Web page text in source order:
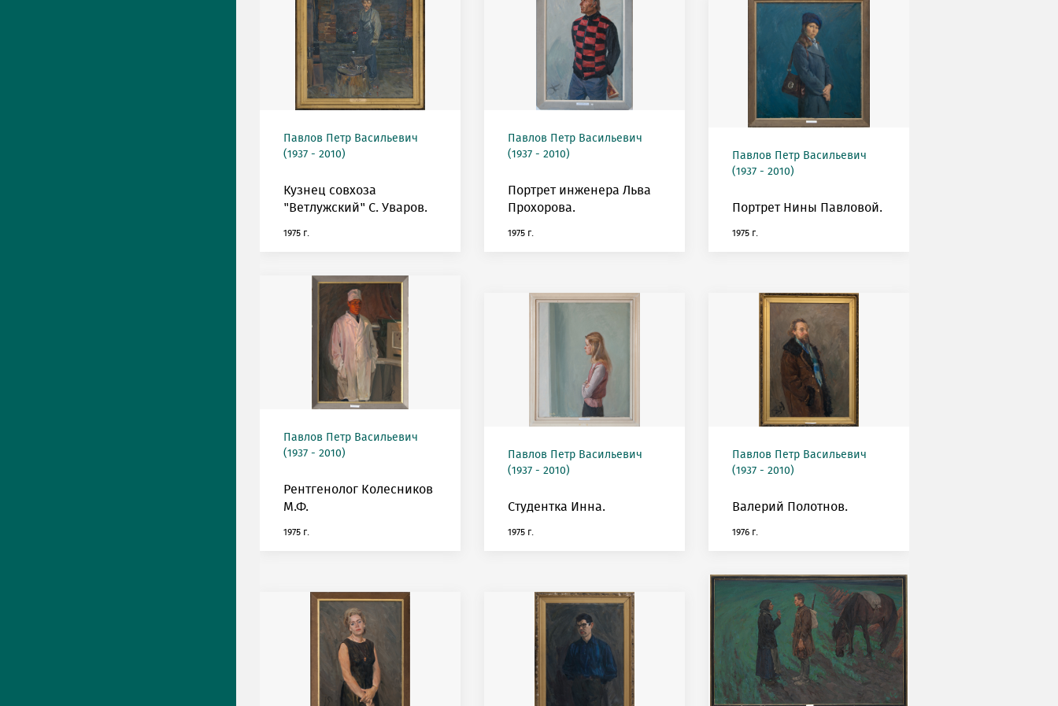
Павлов Петр Васильевич
(1937 - 2010)
Кузнец совхоза
"Ветлужский" С. Уваров.
1975 г.
Павлов Петр Васильевич
(1937 - 2010)
Портрет инженера Льва
Прохорова.
1975 г.
Павлов Петр Васильевич
(1937 - 2010)
Портрет Нины Павловой.
1975 г.
Павлов Петр Васильевич
(1937 - 2010)
Рентгенолог Колесников
М.Ф.
1975 г.
Павлов Петр Васильевич
(1937 - 2010)
Студентка Инна.
1975 г.
Павлов Петр Васильевич
(1937 - 2010)
Валерий Полотнов.
1976 г.